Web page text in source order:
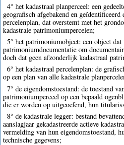
4° het kadastraal planperceel: een
geografisch afgebakend en
percelenplan, dat overstemt met het
kadastrale patrimoniumpercelen;
5° het patrimoniumobject: een object dat
patrimoniumdocumentatie om
doch dat geen afzonderlijk kadastraal
6° het kadastraal percelenplan: de
op een plan van alle kadastrale
7° de eigendomstoestand: de toestand
patrimoniumperceel op een bepaald
die er worden op uitgeoefend, hun
8° de kadastrale legger: bestand
aanslagjaar gekadastreerde actieve
vermelding van hun eigendomstoestand,
technische gegevens;